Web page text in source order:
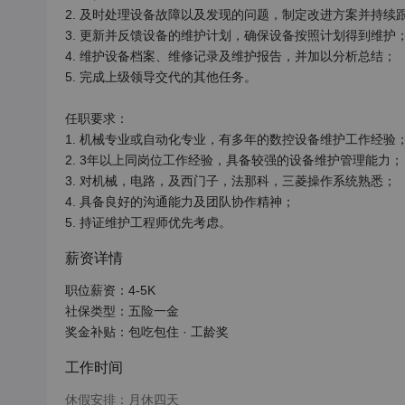
2. 及时处理设备故障以及发现的问题，制定改进方案并持续
3. 更新并反馈设备的维护计划，确保设备按照计划得到维护；
4. 维护设备档案、维修记录及维护报告，并加以分析总结；
5. 完成上级领导交代的其他任务。
任职要求：
1. 机械专业或自动化专业，有多年的数控设备维护工作经验；
2. 3年以上同岗位工作经验，具备较强的设备维护管理能力；
3. 对机械，电路，及西门子，法那科，三菱操作系统熟悉；
4. 具备良好的沟通能力及团队协作精神；
5. 持证维护工程师优先考虑。
薪资详情
职位薪资：4-5K
社保类型：五险一金
奖金补贴：包吃包住 · 工龄奖
工作时间
休假安排：月休四天